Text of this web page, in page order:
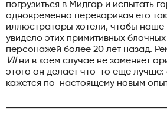
погрузиться в Мидгар и испытать
одновременно переваривая его
иллюстраторы хотели, чтобы
увидело этих примитивных
персонажей более 20 лет назад.
VIIни в коем случае не заменяет
этого он делает что-то еще лучше:
кажется по-настоящему новым